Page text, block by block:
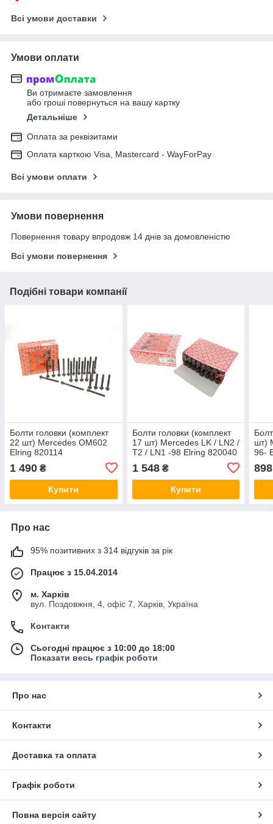
Всі умови доставки
Умови оплати
Ви отримаєте замовлення
або гроші повернуться на вашу картку
Детальніше
Оплата за реквізитами
Оплата карткою Visa, Mastercard - WayForPay
Всі умови оплати
Умови повернення
Повернення товару впродовж 14 днів за домовленістю
Всі умови повернення
Подібні товари компанії
Болти головки (комплект
22 шт) Mercedes OM602
Elring 820114
1 490 ₴
Купити
Болти головки (комплект
17 шт) Mercedes LK / LN2 /
T2 / LN1 -98 Elring 820040
1 548₴
Купити
шт)
96-
898
Про нас
95% позитивних з 314 відгуків за рік
Працює з 15.04.2014
м. Харків
вул. Поздовжня, 4, офіс 7, Харків, Україна
Контакти
Сьогодні працює з 10:00 до 18:00
Показати весь графік роботи
Про нас
Контакти
Доставка та оплата
Графік роботи
Повна версія сайту